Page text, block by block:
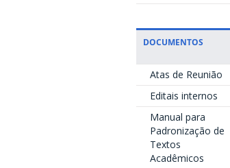
DOCUMENTOS
Atas de Reunião
Editais internos
Manual para
Padronização de
Textos
Acadêmicos